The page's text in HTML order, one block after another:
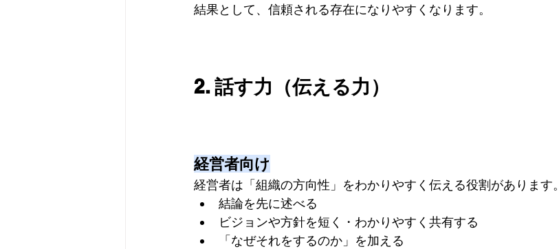
結果として、信頼される存在になりやすくなります。
2. 話す力（伝える力）
経営者向け
経営者は「組織の方向性」をわかりやすく伝える役割があります。
結論を先に述べる
ビジョンや方針を短く・わかりやすく共有する
「なぜそれをするのか」を加える